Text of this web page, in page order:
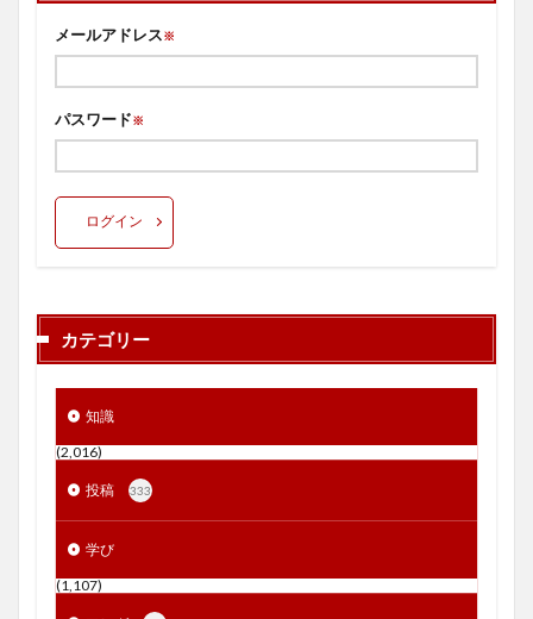
メールアドレス※
パスワード※
ログイン
カテゴリー
知識
(2,016)
投稿 333
学び
(1,107)